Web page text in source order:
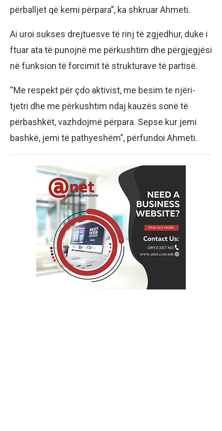
përballjet që kemi përpara”, ka shkruar Ahmeti.
Ai uroi sukses drejtuesve të rinj të zgjedhur, duke i
ftuar ata të punojnë me përkushtim dhe përgjegjësi
në funksion të forcimit të strukturave të partisë.
“Me respekt për çdo aktivist, me besim te njëri-
tjetri dhe me përkushtim ndaj kauzës sonë të
përbashkët, vazhdojmë përpara. Sepse kur jemi
bashkë, jemi të pathyeshëm”, përfundoi Ahmeti.